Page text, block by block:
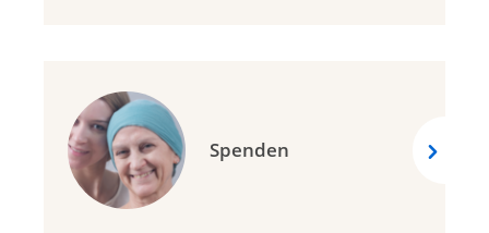
Spenden